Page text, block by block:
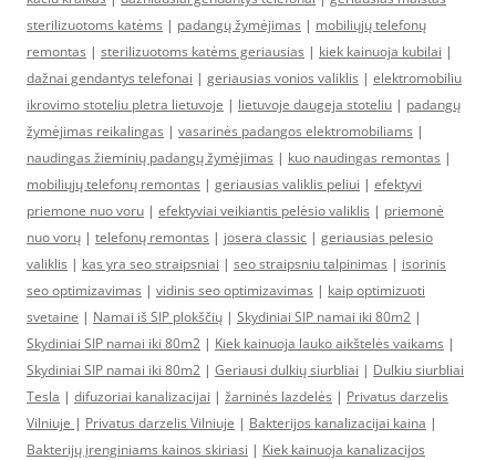
sterilizuotoms katėms | padangų žymėjimas | mobiliųjų telefonų
remontas | sterilizuotoms katėms geriausias | kiek kainuoja kubilai |
dažnai gendantys telefonai | geriausias vonios valiklis | elektromobiliu
ikrovimo stoteliu pletra lietuvoje | lietuvoje daugeja stoteliu | padangų
žymėjimas reikalingas | vasarinės padangos elektromobiliams |
naudingas žieminių padangų žymėjimas | kuo naudingas remontas |
mobiliųjų telefonų remontas | geriausias valiklis peliui | efektyvi
priemone nuo voru | efektyviai veikiantis pelėsio valiklis | priemonė
nuo vorų | telefonų remontas | josera classic | geriausias pelesio
valiklis | kas yra seo straipsniai | seo straipsniu talpinimas | isorinis
seo optimizavimas | vidinis seo optimizavimas | kaip optimizuoti
svetaine | Namai iš SIP plokščių | Skydiniai SIP namai iki 80m2 |
Skydiniai SIP namai iki 80m2 | Kiek kainuoja lauko aikštelės vaikams |
Skydiniai SIP namai iki 80m2 | Geriausi dulkių siurbliai | Dulkiu siurbliai
Tesla | difuzoriai kanalizacijai | žarninės lazdelės | Privatus darzelis
Vilniuje | Privatus darzelis Vilniuje | Bakterijos kanalizacijai kaina |
Bakterijų įrenginiams kainos skiriasi | Kiek kainuoja kanalizacijos